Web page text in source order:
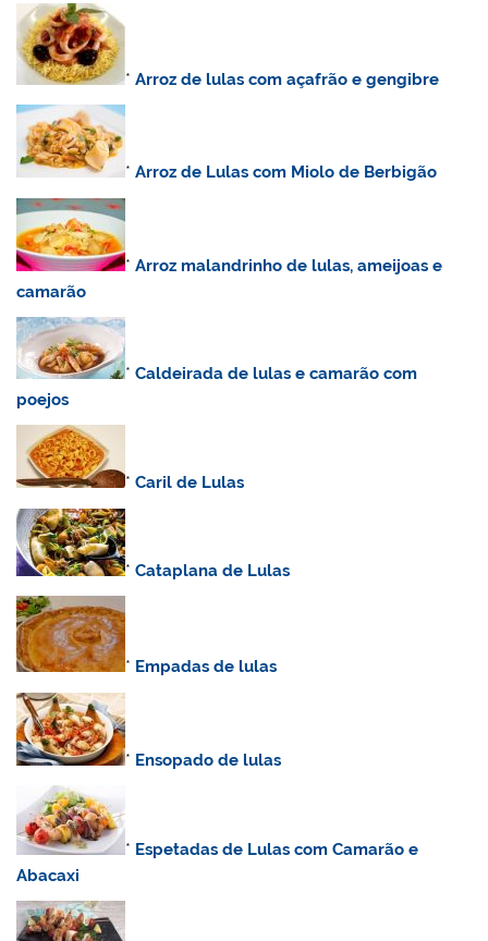
*Arroz de lulas com açafrão e gengibre
*Arroz de Lulas com Miolo de Berbigão
*Arroz malandrinho de lulas, ameijoas e
camarão
*Caldeirada de lulas e camarão com
poejos
*Caril de Lulas
*Cataplana de Lulas
* Empadas de lulas
* Ensopado de lulas
* Espetadas de Lulas com Camarão e
Abacaxi